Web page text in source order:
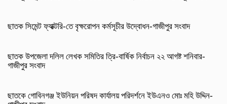
ছাতক সিমেন্ট ফ্যাক্টরি-তে বৃক্ষরোপন কর্মসূচীর উদ্বোধন-গাজীপুর সংবাদ
ছাতক উপজেলা দলিল লেখক সমিতির ত্রি-বার্ষিক নির্বাচন ২২ আগষ্ট শনিবার-
গাজীপুর সংবাদ
ছাতকে গোবিনগঞ্জ ইউনিয়ন পরিষদ কার্যালয় পরিদর্শনে ইউএনও মোঃ মহি উদ্দিন-